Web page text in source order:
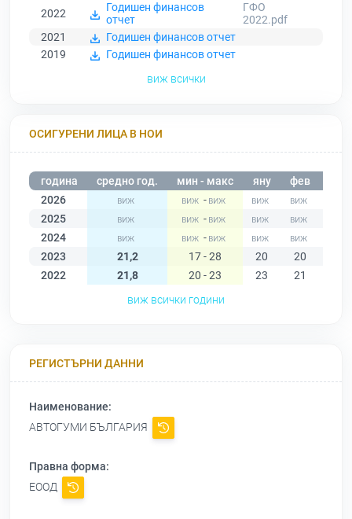
2022
Годишен финансов
отчет
ГФО
2022.pdf
2021
Годишен финансов отчет
2019
Годишен финансов отчет
виж всички
ОСИГУРЕНИ ЛИЦА В НОИ
година средно год. мин - макс яну фев
2026
-
2025
-
2024
-
2023
21,2 17 - 28 20 20
2022
21,8 20 - 23 23 21
виж всички години
РЕГИСТЪРНИ ДАННИ
Наименование:
АВТОГУМИ БЪЛГАРИЯ
Правна форма:
ЕООД